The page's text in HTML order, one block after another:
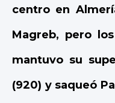
centro en
Magreb, pero
mantuvo su
(920) y saqueó